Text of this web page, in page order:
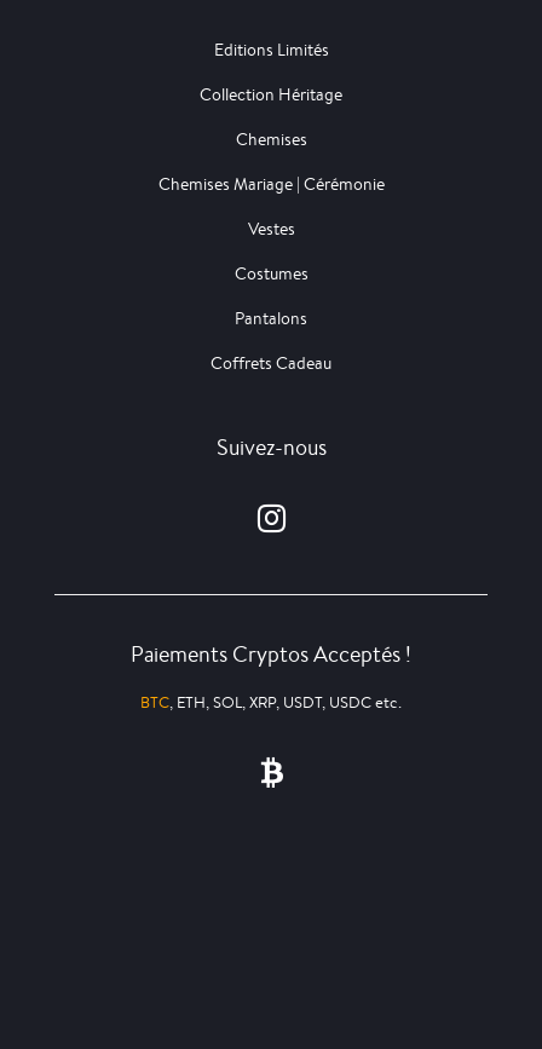
Editions Limités
Collection Héritage
Chemises
Chemises Mariage | Cérémonie
Vestes
Costumes
Pantalons
Coffrets Cadeau
Suivez-nous
Paiements Cryptos Acceptés !
BTC, ETH, SOL, XRP, USDT, USDC etc.